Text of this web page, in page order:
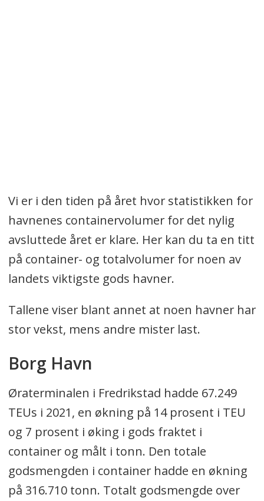
Vi er i den tiden på året hvor statistikken for
havnenes containervolumer for det nylig
avsluttede året er klare. Her kan du ta en titt
på container- og totalvolumer for noen av
landets viktigste gods havner.
Tallene viser blant annet at noen havner har
stor vekst, mens andre mister last.
Borg Havn
Øraterminalen i Fredrikstad hadde 67.249
TEUs i 2021, en økning på 14 prosent i TEU
og 7 prosent i øking i gods fraktet i
container og målt i tonn. Den totale
godsmengden i container hadde en økning
på 316.710 tonn. Totalt godsmengde over